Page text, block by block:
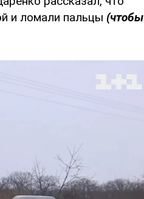
и ломали пальцы (чтобы